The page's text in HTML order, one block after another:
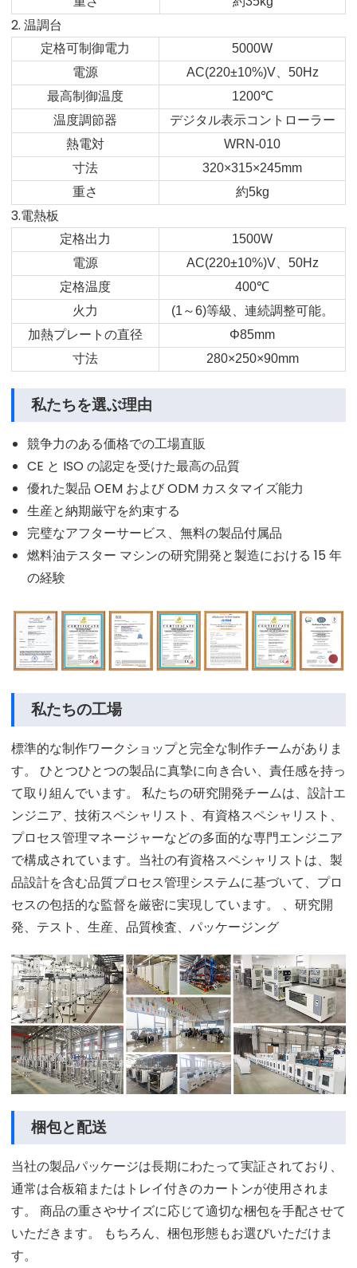
2. 温調台
定格可制御電力
5000W
電源
AC(220±10%)V、 50Hz
最高制御温度
1200℃
温度調節器
デジタル表示コントローラー
熱電対
WRN-010
寸法
320×315×245mm
重さ
約5kg
3.電熱板
定格出力
1500W
電源
AC(220±10%)V、 50Hz
定格温度
400℃
火力
(1 ～6)等級、連続調整可能。
加熱プレートの直径
Φ85mm
寸法
280×250×90mm
私たちを選ぶ理由
競争力のある価格での工場直販
CE と ISO の認定を受けた最高の品質
優れた製品 OEM および ODM カスタマイズ能力
生産と納期厳守を約束する
完璧なアフターサービス、無料の製品付属品
燃料油テスター マシンの研究開発と製造における 15 年
の経験
私たちの工場
標準的な制作ワークショップと完全な制作チームがありま
す。 ひとつひとつの製品に真摯に向き合い、責任感を持っ
て取り組んでいます。 私たちの研究開発チームは、設計エ
ンジニア、技術スペシャリスト、有資格スペシャリスト、
プロセス管理マネージャーなどの多面的な専門エンジニア
で構成されています。当社の有資格スペシャリストは、製
品設計を含む品質プロセス管理システムに基づいて、プロ
セスの包括的な監督を厳密に実現しています。 、研究開
発、テスト、生産、品質検査、パッケージング
梱包と配送
当社の製品パッケージは長期にわたって実証されており、
通常は合板箱またはトレイ付きのカートンが使用されま
す。 商品の重さやサイズに応じて適切な梱包を手配させて
いただきます。 もちろん、梱包形態もお選びいただけま
す。